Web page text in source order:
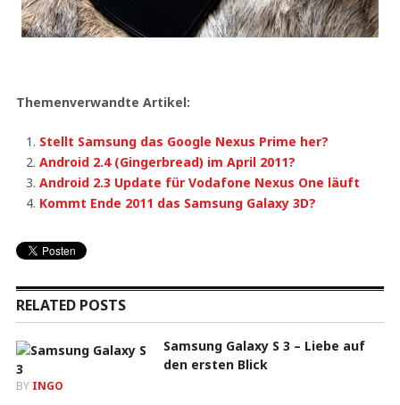
Themenverwandte Artikel:
Stellt Samsung das Google Nexus Prime her?
Android 2.4 (Gingerbread) im April 2011?
Android 2.3 Update für Vodafone Nexus One läuft
Kommt Ende 2011 das Samsung Galaxy 3D?
RELATED POSTS
Samsung Galaxy S 3 – Liebe auf
den ersten Blick
BY INGO